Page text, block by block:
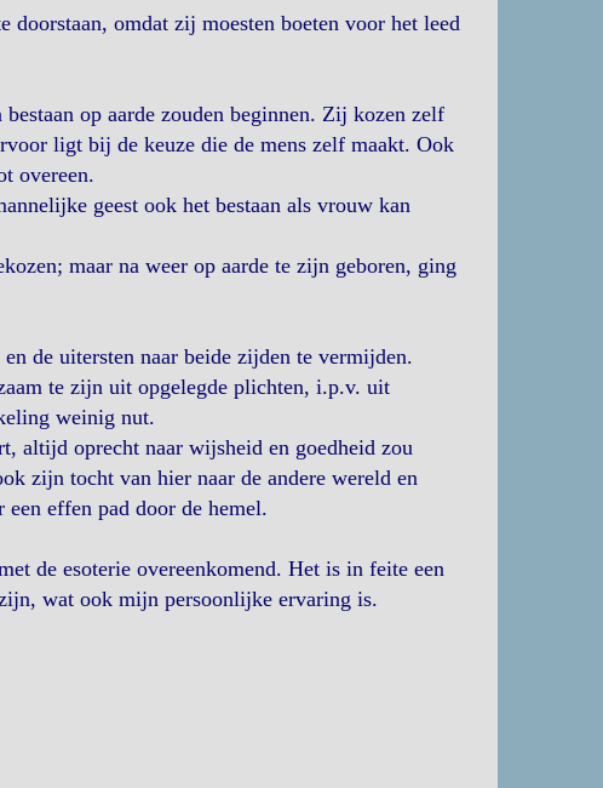
omdat zij moesten boeten voor het leed
op aarde zouden beginnen. Zij kozen zelf
ligt bij de keuze die de mens zelf maakt. Ook
overeen.
geest ook het bestaan als vrouw kan
maar na weer op aarde te zijn geboren, ging
de uitersten naar beide zijden te vermijden.
te zijn uit opgelegde plichten, i.p.v. uit
weinig nut.
altijd oprecht naar wijsheid en goedheid zou
zijn tocht van hier naar de andere wereld en
effen pad door de hemel.
de esoterie overeenkomend. Het is in feite een
wat ook mijn persoonlijke ervaring is.